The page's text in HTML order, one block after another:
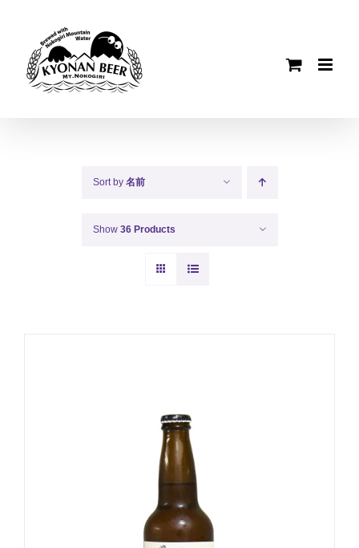
content
Sort by 名前
Show 36 Products